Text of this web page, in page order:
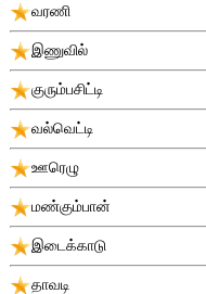
வரணி
இணுவில்
குரும்பசிட்டி
வல்வெட்டி
ஊரெழு
மண்கும்பான்
இடைக்காடு
தாவடி